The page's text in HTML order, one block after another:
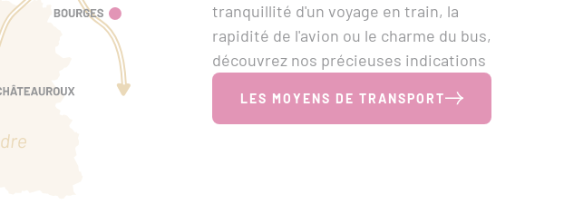
tranquillité d'un voyage en train, la
rapidité de l'avion ou le charme du bus,
découvrez nos précieuses indications
LES MOYENS DE TRANSPORT